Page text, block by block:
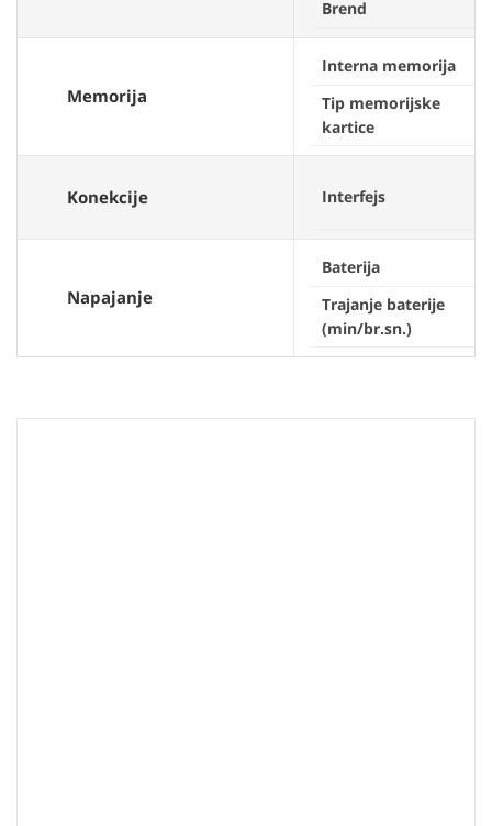
Brend
Memorija
Interna memorija
Tip memorijske
kartice
Konekcije Interfejs
Napajanje
Baterija
Trajanje baterije
(min/br.sn.)